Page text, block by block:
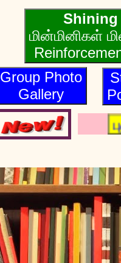
Shining
மின்மினிகள்
Group Photo
Gallery